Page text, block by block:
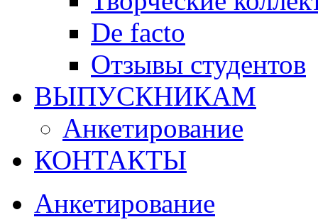
De facto
Отзывы студентов
ВЫПУСКНИКАМ
Анкетирование
КОНТАКТЫ
Анкетирование